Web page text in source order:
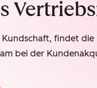
findet
bei der